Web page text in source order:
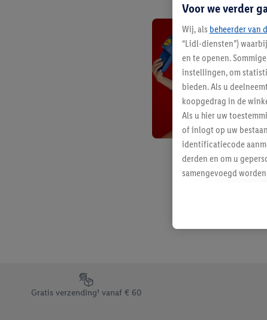
Footerelement met de verschillende USPs van Lidl.be
Gratis verzending¹ vanaf € 60
Voor we verder
Wij, als beheerder van
“Lidl-diensten”)
en te openen.
instellingen, om
bieden. Als u
koopgedrag in de
Als u hier uw
of inlogt op uw
identificatiecode
derden en om u
samengevoegd
Als u hiermee
u interesse hebt
niet te kopen), ook op
Onder “Aanpassen”
Door op “weigeren”
“aanvaarden” te